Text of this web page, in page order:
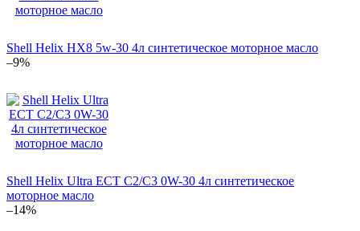
Shell Helix HX8 5w-30 4л синтетическое моторное масло
–9%
Shell Helix Ultra ECT C2/C3 0W-30 4л синтетическое
моторное масло
–14%